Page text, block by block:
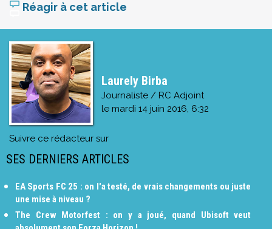
Réagir à cet article
Laurely Birba
Journaliste / RC Adjoint
le mardi 14 juin 2016, 6:32
Suivre ce rédacteur sur
SES DERNIERS ARTICLES
EA Sports FC 25 : on l'a testé, de vrais changements ou juste
une mise à niveau ?
The Crew Motorfest : on y a joué, quand Ubisoft veut